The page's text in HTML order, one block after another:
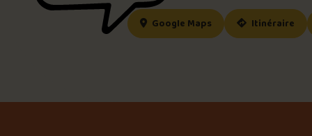
Google Maps (ce lien s’ouvrira
Itinéraire